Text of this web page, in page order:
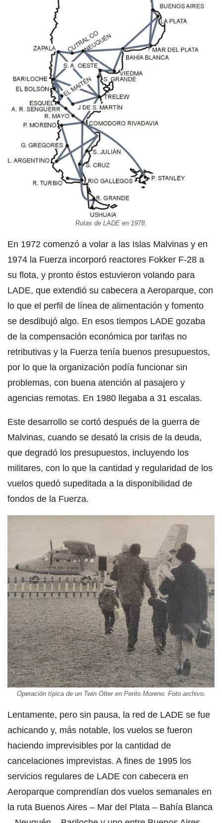
Rutas de LADE en 1978.
En 1972 comenzó a volar a las Islas Malvinas y en
1974 la Fuerza incorporó reactores Fokker F-28 a
su flota, y pronto éstos estuvieron volando para
LADE, que extendió su cabecera a Aeroparque, con
lo que el perfil de línea de alimentación y fomento
se desdibujó algo. En esos tiempos LADE gozaba
de la compensación económica por tarifas no
retributivas y la Fuerza tenía buenos presupuestos,
por lo que la organización podía funcionar sin
problemas, con buena atención al pasajero y
agencias remotas. En 1980 llegaba a 31 escalas.
Este desarrollo se cortó después de la guerra de
Malvinas, cuando se desató la crisis de la deuda,
que degradó los presupuestos, incluyendo los
militares, con lo que la cantidad y regularidad de los
vuelos quedó supeditada a la disponibilidad de
fondos de la Fuerza.
Operación típica de un Twin Otter en Perito Moreno. Foto archivo.
Lentamente, pero sin pausa, la red de LADE se fue
achicando y, más notable, los vuelos se fueron
haciendo imprevisibles por la cantidad de
cancelaciones imprevistas. A fines de 1995 los
servicios regulares de LADE con cabecera en
Aeroparque comprendían dos vuelos semanales en
la ruta Buenos Aires – Mar del Plata – Bahía Blanca